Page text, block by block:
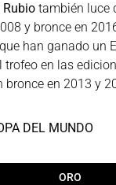
Rubio también luce
y bronce en
han ganado un
trofeo en las
bronce en 2013 y
DEL MUNDO
ORO